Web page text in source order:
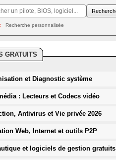
Recherche personnalisée
GRATUITS
et Diagnostic système
: Lecteurs et Codecs vidéo
Antivirus et Vie privée 2026
Web, Internet et outils P2P
et logiciels de gestion gratuits